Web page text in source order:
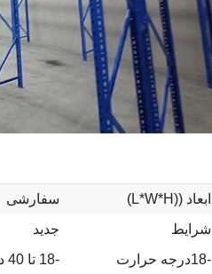
ابعاد ((L*W*H)
سفارشی
شرایط
جدید
-18درجه حرارت
-18 تا 40 درجه